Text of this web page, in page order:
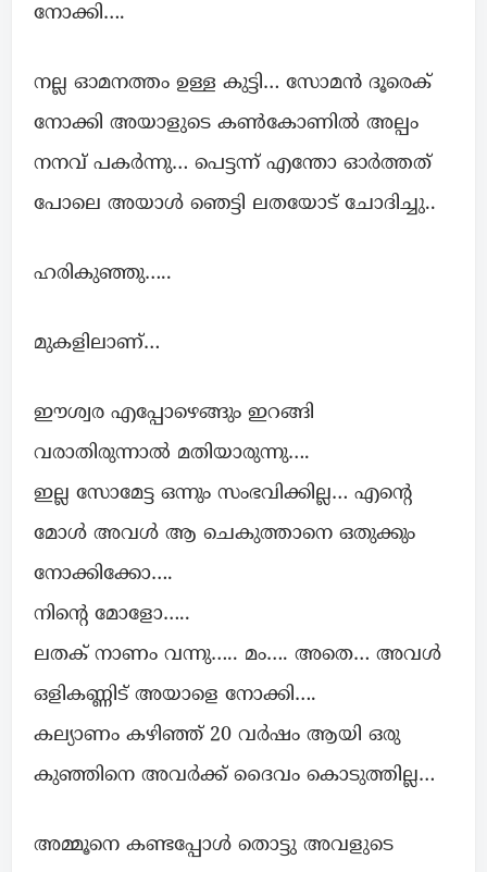
നോക്കി….
നല്ല ഓമനത്തം ഉള്ള കുട്ടി… സോമൻ ദൂരെക്
നോക്കി അയാളുടെ കൺകോണിൽ അല്പം
നനവ് പകർന്നു… പെട്ടന്ന് എന്തോ ഓർത്തത്‌
പോലെ അയാൾ ഞെട്ടി ലതയോട് ചോദിച്ചു..
ഹരികുഞ്ഞു…..
മുകളിലാണ്…
ഈശ്വര എപ്പോഴെങ്ങും ഇറങ്ങി
വരാതിരുന്നാൽ മതിയാരുന്നു….
ഇല്ല സോമേട്ട ഒന്നും സംഭവിക്കില്ല… എന്റെ
മോൾ അവൾ ആ ചെകുത്താനെ ഒതുക്കും
നോക്കിക്കോ….
നിന്റെ മോളോ…..
ലതക് നാണം വന്നു….. മം…. അതെ… അവൾ
ഒളികണ്ണിട് അയാളെ നോക്കി….
കല്യാണം കഴിഞ്ഞ് 20 വർഷം ആയി ഒരു
കുഞ്ഞിനെ അവർക്ക് ദൈവം കൊടുത്തില്ല…
അമ്മൂനെ കണ്ടപ്പോൾ തൊട്ടു അവളുടെ